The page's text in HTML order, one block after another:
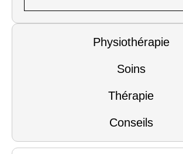
Physiothérapie
Soins
Thérapie
Conseils